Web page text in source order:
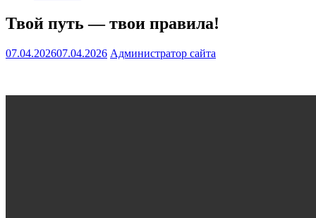
Твой путь — твои правила!
07.04.202607.04.2026 Администратор сайта